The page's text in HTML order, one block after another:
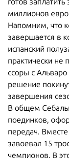
миллионов
Напомним, что
завершается в
испанский
практически не
ссоры с
решение
завершения
В общем
поединков,
передач.
завоевал 15
чемпионов. В